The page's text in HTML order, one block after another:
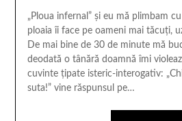
„Ploua infernal” și eu mă plimbam
ploaia îi face pe oameni mai tăcuți,
De mai bine de 30 de minute mă
deodată o tânără doamnă îmi
cuvinte țipate isteric-interogativ:
suta!” vine răspunsul pe…